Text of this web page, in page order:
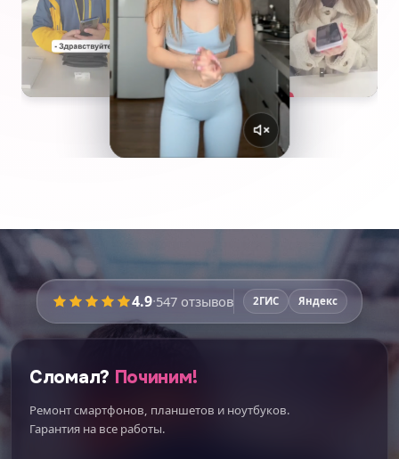
4.9·547 отзывов 2ГИС Яндекс
Сломал? Починим!
Ремонт смартфонов, планшетов и ноутбуков.
Гарантия на все работы.